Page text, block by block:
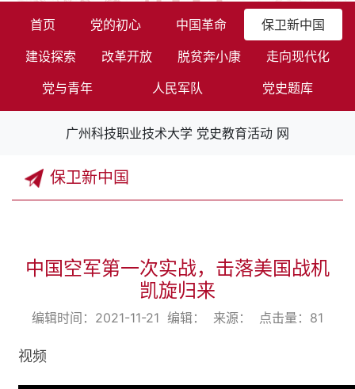
首页 党的初心 中国革命
保卫新中国
建设探索
改革开放 脱贫奔小康
走向现代化
党与青年
人民军队 党史题库
广州科技职业技术大学 党史教育活动 网
保卫新中国
中国空军第一次实战，击落美国战机
凯旋归来
编辑时间：2021-11-21 编辑： 来源： 点击量： 81
视频